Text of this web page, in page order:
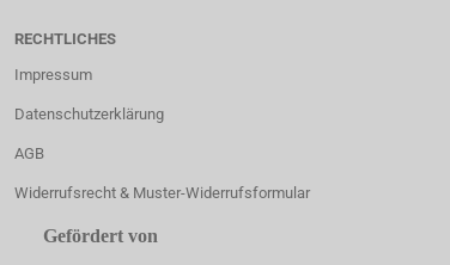
RECHTLICHES
Impressum
Datenschutzerklärung
AGB
Widerrufsrecht & Muster-Widerrufsformular
Gefördert von